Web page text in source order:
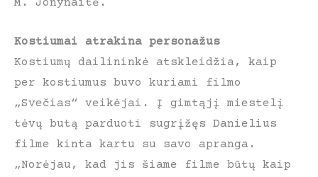
M. Jonynaitė.
Kostiumai atrakina personažus
Kostiumų dailininkė atskleidžia, kaip
per kostiumus buvo kuriami filmo
„Svečias“ veikėjai. Į gimtąjį miestelį
tėvų butą parduoti sugrįžęs Danielius
filme kinta kartu su savo apranga.
„Norėjau, kad jis šiame filme būtų kaip